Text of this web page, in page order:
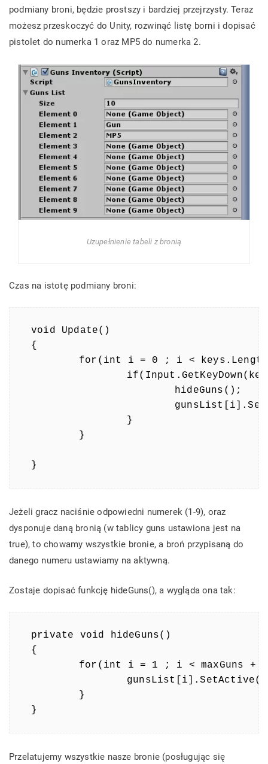
podmiany broni, będzie prostszy i bardziej przejrzysty. Teraz
możesz przeskoczyć do Unity, rozwinąć listę borni i dopisać
pistolet do numerka 1 oraz MP5 do numerka 2.
Uzupełnienie tabeli z bronią
Czas na istotę podmiany broni:
void Update()
{
}
Jeżeli gracz naciśnie odpowiedni numerek (1-9), oraz
dysponuje daną bronią (w tablicy guns ustawiona jest na
true), to chowamy wszystkie bronie, a broń przypisaną do
danego numeru ustawiamy na aktywną.
Zostaje dopisać funkcję hideGuns(), a wygląda ona tak:
private void hideGuns()
{
}
Przelatujemy wszystkie nasze bronie (posługując się